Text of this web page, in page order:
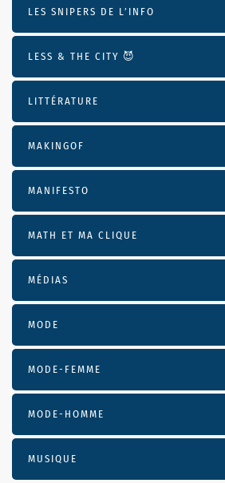
LES SNIPERS DE L’INFO
LESS & THE CITY 😈
LITTÉRATURE
MAKINGOF
MANIFESTO
MATH ET MA CLIQUE
MÉDIAS
MODE
MODE-FEMME
MODE-HOMME
MUSIQUE